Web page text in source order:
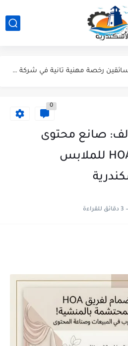
شيف كريب، كاشير، وأعضاء مطبخ | وظائف مطعم ذا كريبياري...
وظائف سائقين رخصة مهنية تانية في شركة Woodek للتجهيزات الخشبية...
وظائف مهندسين ميكانيكا ومدرسين لغة عربية ومشرفين انضباط - وظائف...
0
عمل بـ 11 ألف: صانع محتوى
ومبيعات لمحل HOA للملابس
3 دقائق للقراءة